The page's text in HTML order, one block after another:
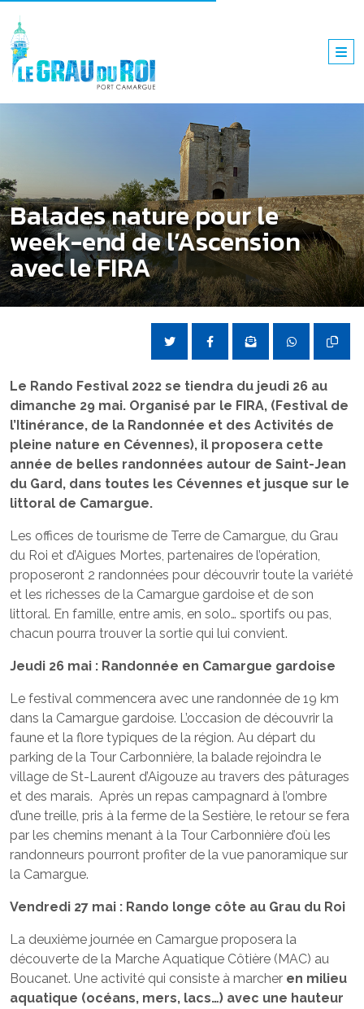
Balades nature pour le
week-end de l’Ascension
avec le FIRA
Le Rando Festival 2022 se tiendra du jeudi 26 au
dimanche 29 mai. Organisé par le FIRA, (Festival de
l’Itinérance, de la Randonnée et des Activités de
pleine nature en Cévennes), il proposera cette
année de belles randonnées autour de Saint-Jean
du Gard, dans toutes les Cévennes et jusque sur le
littoral de Camargue.
Les offices de tourisme de Terre de Camargue, du Grau
du Roi et d’Aigues Mortes, partenaires de l’opération,
proposeront 2 randonnées pour découvrir toute la variété
et les richesses de la Camargue gardoise et de son
littoral. En famille, entre amis, en solo… sportifs ou pas,
chacun pourra trouver la sortie qui lui convient.
Jeudi 26 mai : Randonnée en Camargue gardoise
Le festival commencera avec une randonnée de 19 km
dans la Camargue gardoise. L’occasion de découvrir la
faune et la flore typiques de la région. Au départ du
parking de la Tour Carbonnière, la balade rejoindra le
village de St-Laurent d’Aigouze au travers des pâturages
et des marais. Après un repas campagnard à l’ombre
d’une treille, pris à la ferme de la Sestière, le retour se fera
par les chemins menant à la Tour Carbonnière d’où les
randonneurs pourront profiter de la vue panoramique sur
la Camargue.
Vendredi 27 mai : Rando longe côte au Grau du Roi
La deuxième journée en Camargue proposera la
découverte de la Marche Aquatique Côtière (MAC) au
Boucanet. Une activité qui consiste à marcher en milieu
aquatique (océans, mers, lacs…) avec une hauteur